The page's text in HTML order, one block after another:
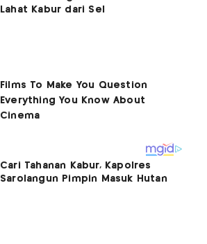
Lahat Kabur dari Sel
Cari Tahanan Kabur, Kapolres
Sarolangun Pimpin Masuk Hutan